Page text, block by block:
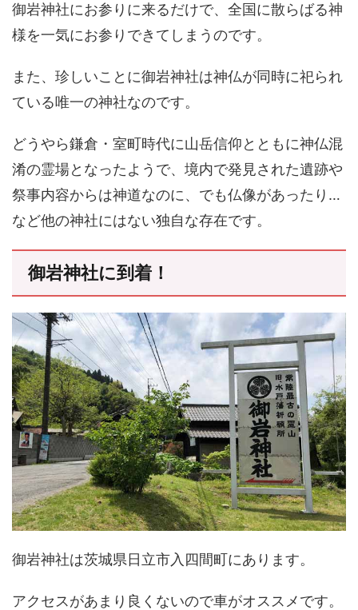
御岩神社にお参りに来るだけで、全国に散らばる神
様を一気にお参りできてしまうのです。
また、珍しいことに御岩神社は神仏が同時に祀られ
ている唯一の神社なのです。
どうやら鎌倉・室町時代に山岳信仰とともに神仏混
淆の霊場となったようで、境内で発見された遺跡や
祭事内容からは神道なのに、でも仏像があったり…
など他の神社にはない独自な存在です。
御岩神社に到着！
御岩神社は茨城県日立市入四間町にあります。
アクセスがあまり良くないので車がオススメです。